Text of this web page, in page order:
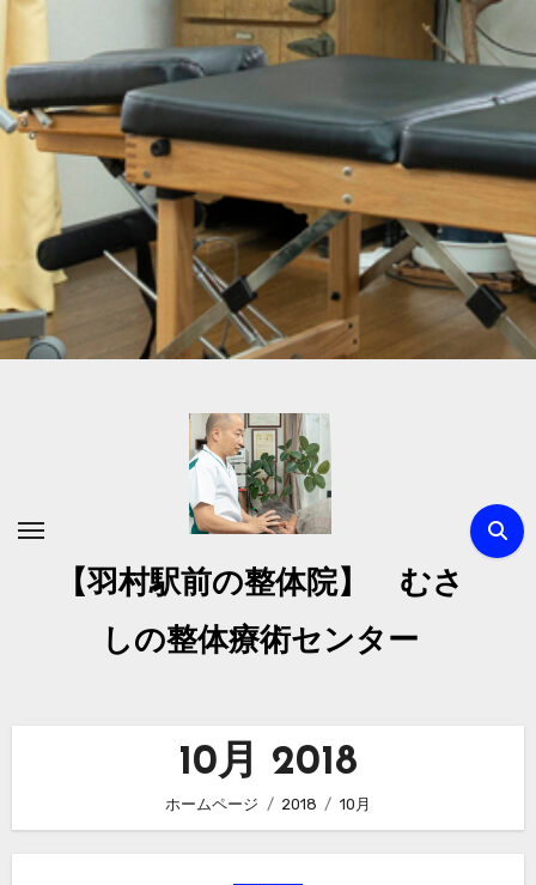
を
ス
【羽村駅前の整体院】 むさ
しの整体療術センター
10月 2018
ホームページ 2018 10月